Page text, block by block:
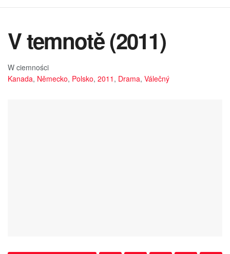
V temnotě (2011)
W ciemności
Kanada, Německo, Polsko, 2011 , Drama, Válečný